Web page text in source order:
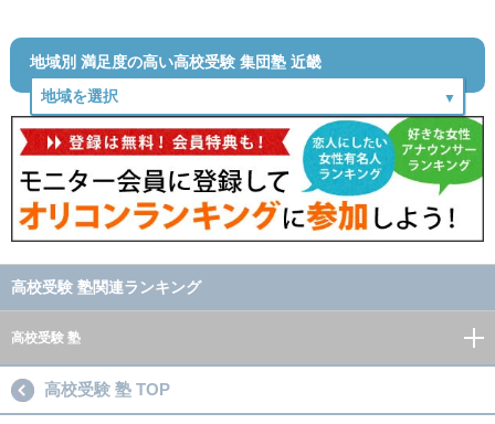
地域別 満足度の高い高校受験 集団塾 近畿
高校受験 塾関連ランキング
高校受験 塾
高校受験 塾 TOP